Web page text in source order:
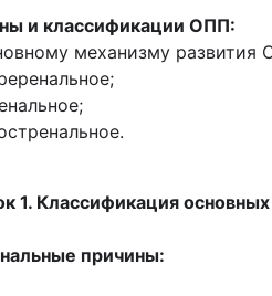
и классификации ОПП:
механизму развития
1. Классификация
причины: